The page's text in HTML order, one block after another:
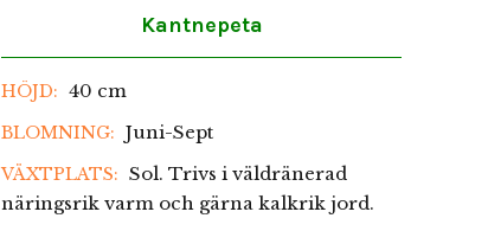
Kantnepeta
HÖJD: 40 cm
BLOMNING: Juni-Sept
VÄXTPLATS: Sol. Trivs i väldränerad
näringsrik varm och gärna kalkrik jord.